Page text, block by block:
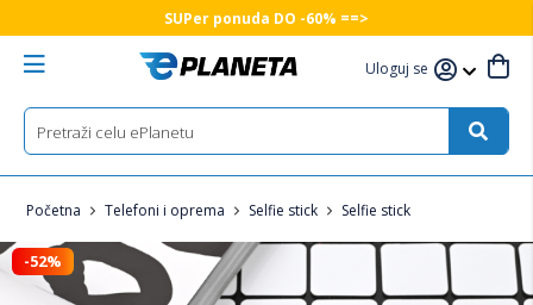
SUPer ponuda DO -60% ==>
Uloguj se
Početna Telefoni i oprema Selfie stick Selfie stick
-52%